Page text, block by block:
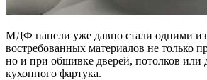
МДФ панели уже давно стали одними
востребованных материалов не только
но и при обшивке дверей, потолков или
кухонного фартука.